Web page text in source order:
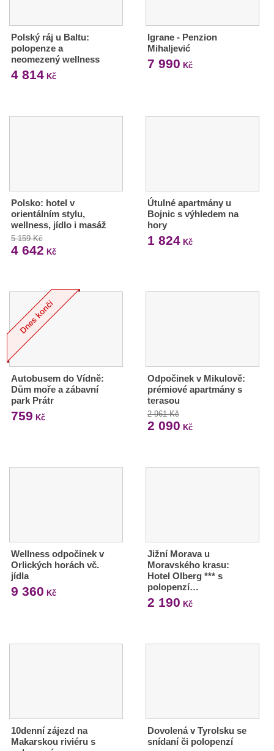
Polský ráj u Baltu:
polopenze a
neomezený wellness
4 814 Kč
Igrane - Penzion
Mihaljević
7 990 Kč
Polsko: hotel v
orientálním stylu,
wellness, jídlo i masáž
5 159 Kč
4 642 Kč
Útulné apartmány u
Bojnic s výhledem na
hory
1 824Kč
Autobusem do Vídně:
Dům moře a zábavní
park Prátr
759 Kč
Odpočinek v Mikulově:
prémiové apartmány s
terasou
2 961 Kč
2 090 Kč
Wellness odpočinek v
Orlických horách vč.
jídla
9 360 Kč
Jižní Morava u
Moravského krasu:
Hotel Olberg *** s
polopenzí…
2 190 Kč
10denní zájezd na
Makarskou riviéru s
Dovolená v Tyrolsku se
snídaní či polopenzí